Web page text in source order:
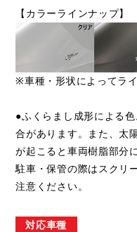
【カラーラインナップ】
※車種・形状によってラ
●ふくらまし成形による
合があります。また、太
が起こると車両樹脂部分
駐車・保管の際はスクリ
注意ください。
対応車種